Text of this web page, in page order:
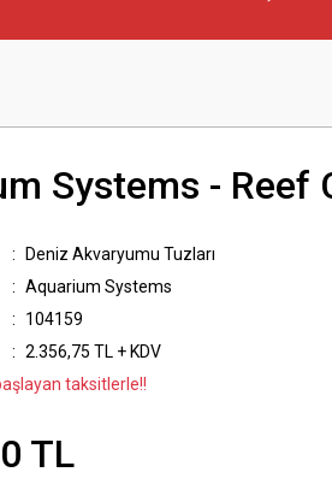
Systems - Reef
Deniz Akvaryumu Tuzları
Aquarium Systems
104159
2.356,75 TL + KDV
taksitlerle!!
TL